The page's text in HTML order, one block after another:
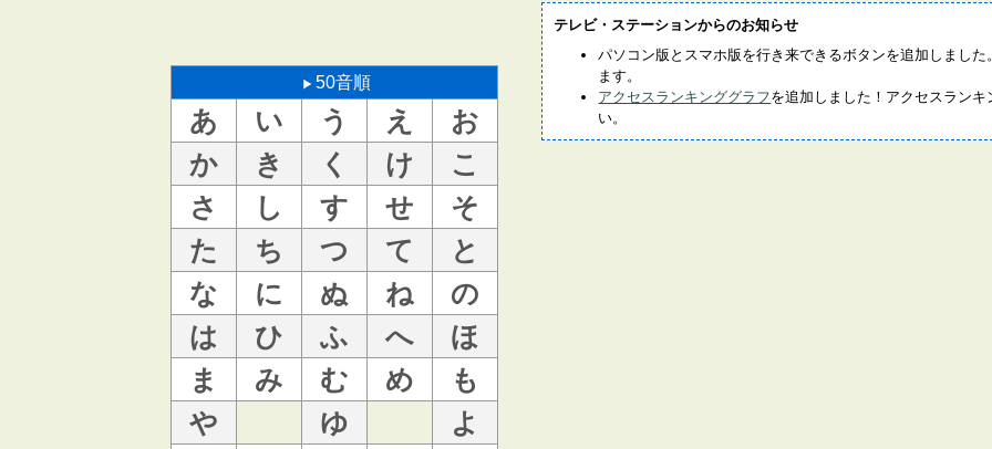
50音順
あ い う え
お
か
き く け
こ
さ
し す せ
そ
た
ち つ て
と
な
に ぬ ね
の
は
ひ ふ へ
ほ
ま
み む め
も
や
ゆ
よ
テレビ・ステーションからのお知らせ
パソコン版とスマホ版を行き来できるボタンを追加しまし
ます。
アクセスランキンググラフを追加しました！アクセスラン
い。